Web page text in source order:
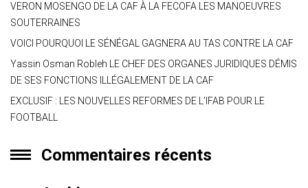
VERON MOSENGO DE LA CAF À LA FECOFA LES MANOEUVRES
SOUTERRAINES
VOICI POURQUOI LE SÉNÉGAL GAGNERA AU TAS CONTRE LA CAF
Yassin Osman Robleh LE CHEF DES ORGANES JURIDIQUES DÉMIS
DE SES FONCTIONS ILLÉGALEMENT DE LA CAF
EXCLUSIF : LES NOUVELLES REFORMES DE L’IFAB POUR LE
FOOTBALL
Commentaires récents